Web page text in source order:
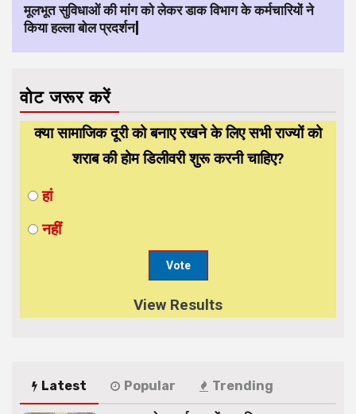
मूलभूत सुविधाओं की मांग को लेकर डाक विभाग के कर्मचारियों ने
किया हल्ला बोल प्रदर्शन|
वोट जरूर करें
क्या सामाजिक दूरी को बनाए रखने के लिए सभी राज्यों को
शराब की होम डिलीवरी शुरू करनी चाहिए?
हां
नहीं
View Results
Latest Popular Trending